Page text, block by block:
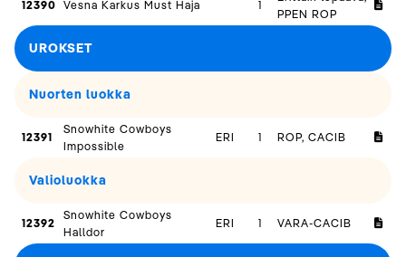
12390 Vesna Karkus Must Haja 1
PPEN ROP
UROKSET
Nuorten luokka
12391
Snowhite Cowboys
Impossible
ERI 1 ROP, CACIB
Valioluokka
12392
Snowhite Cowboys
Halldor
ERI 1 VARA-CACIB